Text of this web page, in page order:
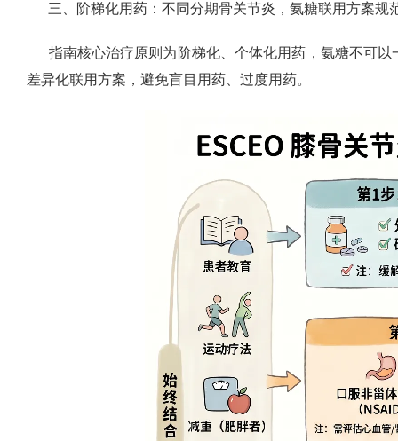
三、阶梯化用药：不同分期骨关节炎，氨糖联用方案规
指南核心治疗原则为阶梯化、个体化用药，氨糖不可
差异化联用方案，避免盲目用药、过度用药。